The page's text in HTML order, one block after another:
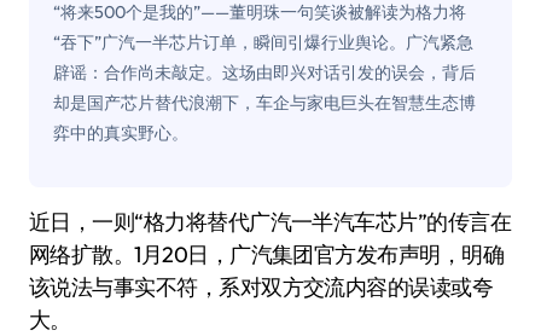
“将来500个是我的”——董明珠一句笑谈被解读为格力将
“吞下”广汽一半芯片订单，瞬间引爆行业舆论。广汽紧急
辟谣：合作尚未敲定。这场由即兴对话引发的误会，背后
却是国产芯片替代浪潮下，车企与家电巨头在智慧生态博
弈中的真实野心。
近日，一则“格力将替代广汽一半汽车芯片”的传言在
网络扩散。1月20日，广汽集团官方发布声明，明确
该说法与事实不符，系对双方交流内容的误读或夸
大。